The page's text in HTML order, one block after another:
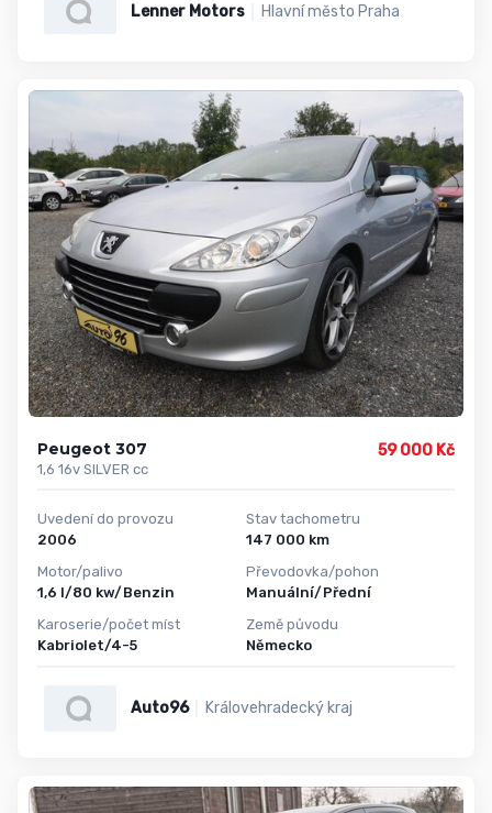
Lenner Motors Hlavní město Praha
Peugeot 307
1,6 16v SILVER cc
59 000 Kč
Uvedení do provozu
2006
Motor/palivo
1,6 l/80 kw/Benzin
Karoserie/počet míst
Kabriolet/4-5
Stav tachometru
147 000 km
Převodovka/pohon
Manuální/Přední
Země původu
Německo
Auto96 Královehradecký kraj